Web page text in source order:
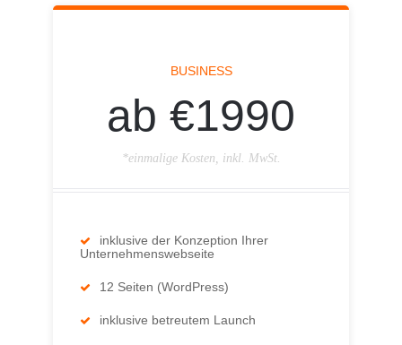
BUSINESS
ab €1990
*einmalige Kosten, inkl. MwSt.
inklusive der Konzeption Ihrer
Unternehmenswebseite
12 Seiten (WordPress)
inklusive betreutem Launch